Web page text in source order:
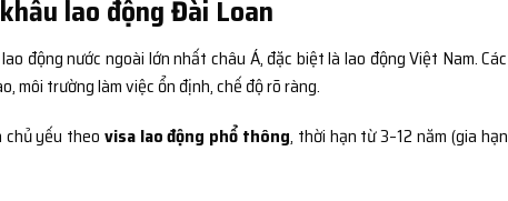
lao động Đài Loan
động nước ngoài lớn nhất châu Á, đặc biệt là lao động Việt Nam. Các
môi trường làm việc ổn định, chế độ rõ ràng.
chủ yếu theo visa lao động phổ thông, thời hạn từ 3–12 năm (gia hạn